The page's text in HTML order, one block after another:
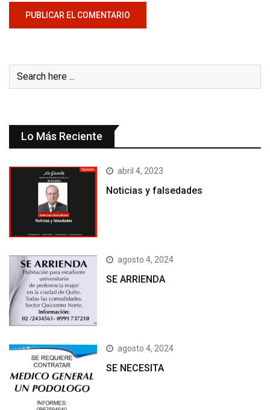
Lo Más Reciente
abril 4, 2023
Noticias y falsedades
agosto 4, 2024
SE ARRIENDA
agosto 4, 2024
SE NECESITA